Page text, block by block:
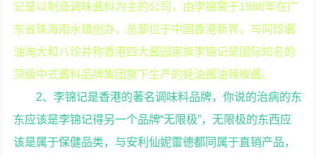
记是以制造调味酱料为主的公司，由李锦裳于1888年在广
东省珠海南水镇创办，总部位于中国香港新界，与同珍酱
油淘大和八珍并称香港四大酱园家族李锦记是国际知名的
顶级中式酱料品牌集团旗下生产的蚝油酱油辣椒酱。
2、李锦记是香港的著名调味料品牌，你说的治病的东
东应该是李锦记得另一个品牌“无限极”，无限极的东西应
该是属于保健品类，与安利仙妮雷德都同属于直销产品，